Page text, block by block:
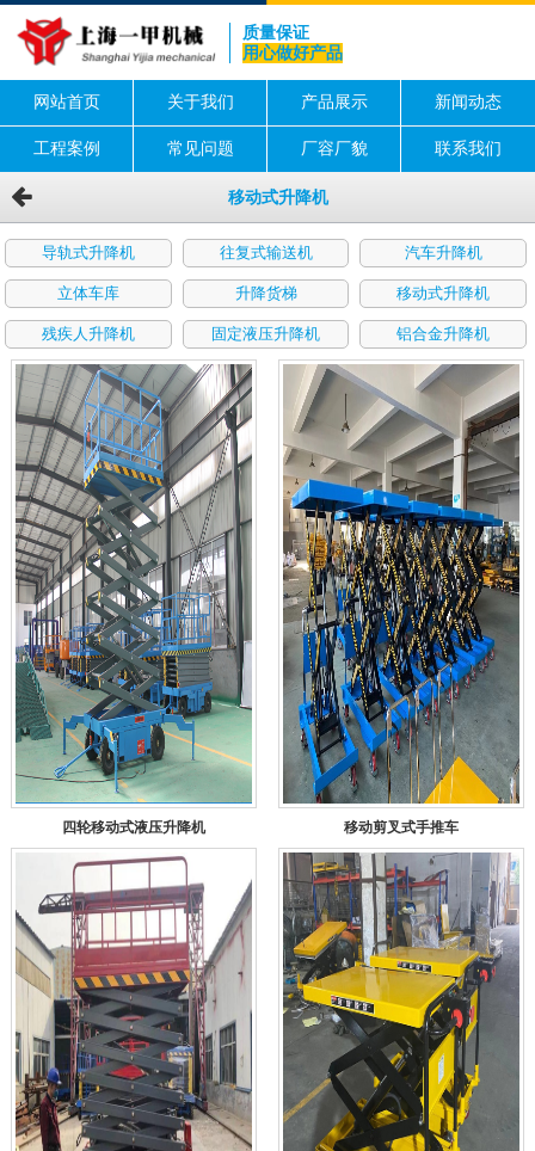
质量保证
用心做好产品
网站首页 关于我们 产品展示 新闻动态
工程案例 常见问题 厂容厂貌 联系我们
移动式升降机
导轨式升降机 往复式输送机 汽车升降机
立体车库 升降货梯 移动式升降机
残疾人升降机 固定液压升降机 铝合金升降机
四轮移动式液压升降机 移动剪叉式手推车